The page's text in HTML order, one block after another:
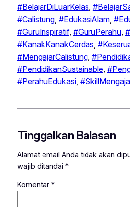
#BelajarDiLuarKelas,
#Calistung, #EdukasiAlam,
#GuruInspiratif, #GuruPerahu,
#KanakKanakCerdas,
#MengajarCalistung,
#PendidikanSustainable,
#PerahuEdukasi,
Tinggalkan Balasan
Alamat email Anda tidak akan
wajib ditandai *
Komentar *